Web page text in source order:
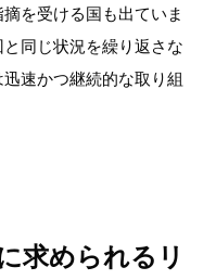
を受ける国も出ていま
同じ状況を繰り返さな
速かつ継続的な取り組
求められるリ